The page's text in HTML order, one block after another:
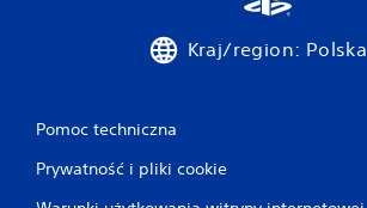
Kraj/region: Polska
Pomoc techniczna
Prywatność i pliki cookie